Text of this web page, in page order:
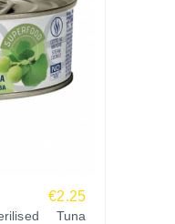
€2.25
Tuna